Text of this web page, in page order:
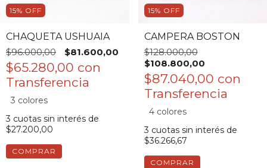
15% OFF
CHAQUETA USHUAIA
$96.000,00
$81.600,00
$65.280,00 con
3 colores
3 cuotas sin interés de
$27.200,00
COMPRAR
15% OFF
CAMPERA BOSTON
$128.000,00
$108.800,00
$87.040,00 con
4 colores
3 cuotas sin interés de
$36.266,67
COMPRAR